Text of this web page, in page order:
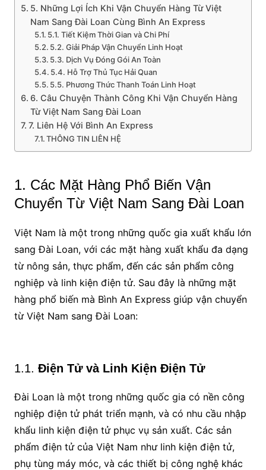
5. Những Lợi Ích Khi Vận Chuyển Hàng Từ Việt
Nam Sang Đài Loan Cùng Bình An Express
5.1. Tiết Kiệm Thời Gian và Chi Phí
5.2. Giải Pháp Vận Chuyển Linh Hoạt
5.3. Dịch Vụ Đóng Gói An Toàn
5.4. Hỗ Trợ Thủ Tục Hải Quan
5.5. Phương Thức Thanh Toán Linh Hoạt
6. Câu Chuyện Thành Công Khi Vận Chuyển Hàng
Từ Việt Nam Sang Đài Loan
7. Liên Hệ Với Bình An Express
THÔNG TIN LIÊN HỆ
1. Các Mặt Hàng Phổ Biến Vận
Chuyển Từ Việt Nam Sang Đài Loan
Việt Nam là một trong những quốc gia xuất khẩu lớn
sang Đài Loan, với các mặt hàng xuất khẩu đa dạng
từ nông sản, thực phẩm, đến các sản phẩm công
nghiệp và linh kiện điện tử. Sau đây là những mặt
hàng phổ biến mà Bình An Express giúp vận chuyển
từ Việt Nam sang Đài Loan:
1.1. Điện Tử và Linh Kiện Điện Tử
Đài Loan là một trong những quốc gia có nền công
nghiệp điện tử phát triển mạnh, và có nhu cầu nhập
khẩu linh kiện điện tử phục vụ sản xuất. Các sản
phẩm điện tử của Việt Nam như linh kiện điện tử,
phụ tùng máy móc, và các thiết bị công nghệ khác